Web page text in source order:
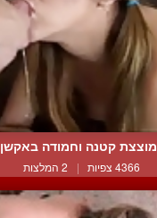
מוצצת קטנה וחמודה באקשן
4366 צפיות | 2 המלצות